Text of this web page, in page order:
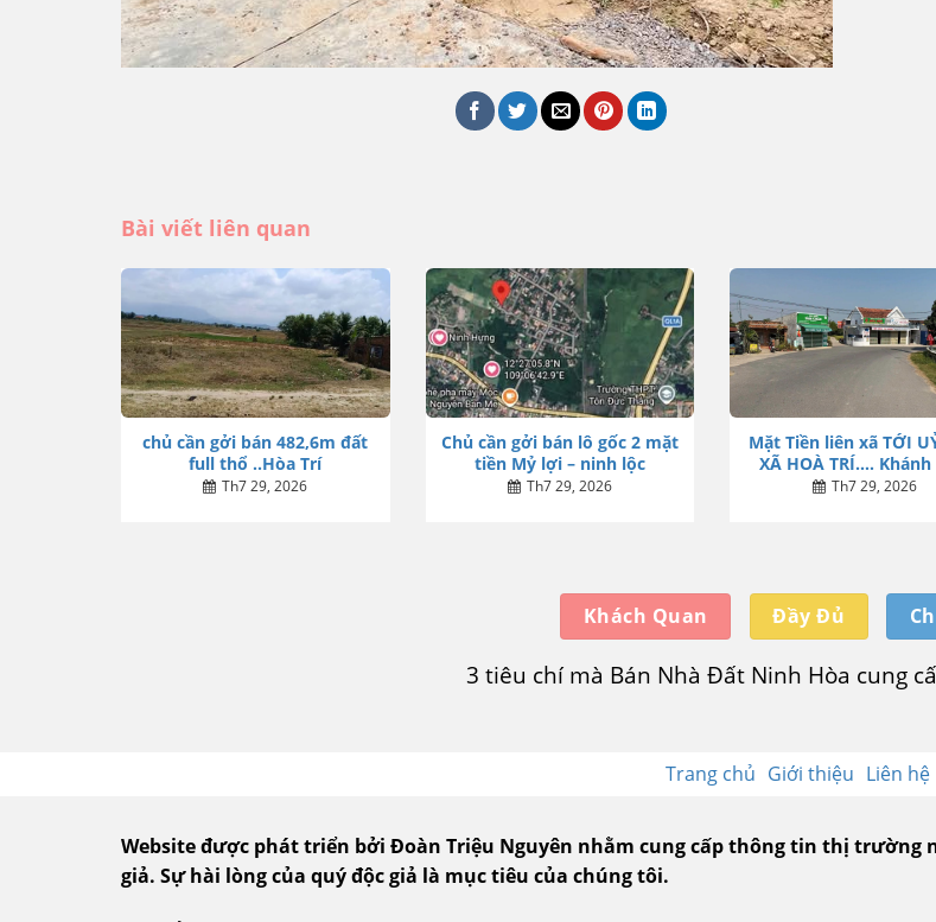
Bài viết liên quan
chủ cần gởi bán 482,6m đất
full thổ ..Hòa Trí
Th7 29, 2026
Chủ cần gởi bán lô gốc 2 mặt
tiền Mỷ lợi – ninh lộc
Th7 29, 2026
Mặt Tiền liên xã TỚI
XÃ HOÀ TRÍ…. Khánh
Th7 29, 2026
Khách Quan Đầy Đủ
3 tiêu chí mà Bán Nhà Đất Ninh Hòa cung
Trang chủ Giới thiệu Liên hệ
Website được phát triển bởi Đoàn Triệu Nguyên nhằm cung cấp thông tin thị trường
giả. Sự hài lòng của quý độc giả là mục tiêu của chúng tôi.